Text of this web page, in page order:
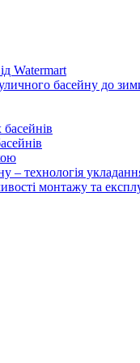
Watermart
басейну до
– технологія
монтажу та